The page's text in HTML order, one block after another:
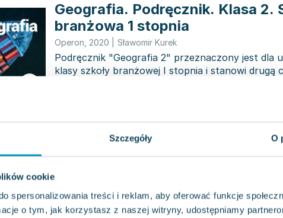
Szczegóły O
cookie
spersonalizowania treści i reklam, aby oferować funkcje
o tym, jak korzystasz z naszej witryny, udostępniamy
Geografia. Podręcznik. Klasa 2.
branżowa 1 stopnia
Operon 2020 Sławomir Kurek
Podręcznik "Geografia 2" przeznaczony jest dla
klasy szkoły branżowej I stopnia i stanowi drugą
Nowa
ponadgimnazjalne
Operon, 2015| Sławomir Kurek
Czym charakteryzuje się ta seria? Przede